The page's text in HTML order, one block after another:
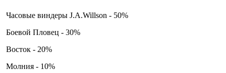
Часовые виндеры J.A.Willson - 50%
Боевой Пловец - 30%
Восток - 20%
Молния - 10%